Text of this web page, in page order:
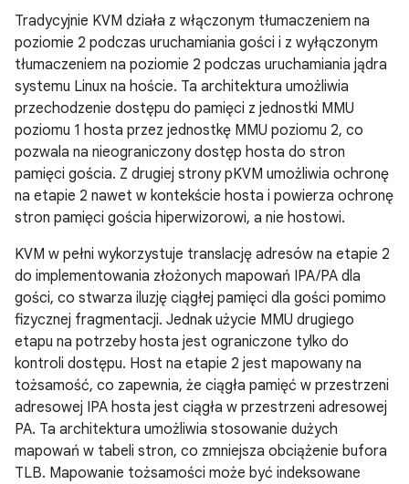
Tradycyjnie KVM działa z włączonym tłumaczeniem na
poziomie 2 podczas uruchamiania gości i z wyłączonym
tłumaczeniem na poziomie 2 podczas uruchamiania jądra
systemu Linux na hoście. Ta architektura umożliwia
przechodzenie dostępu do pamięci z jednostki MMU
poziomu 1 hosta przez jednostkę MMU poziomu 2, co
pozwala na nieograniczony dostęp hosta do stron
pamięci gościa. Z drugiej strony pKVM umożliwia ochronę
na etapie 2 nawet w kontekście hosta i powierza ochronę
stron pamięci gościa hiperwizorowi, a nie hostowi.
KVM w pełni wykorzystuje translację adresów na etapie 2
do implementowania złożonych mapowań IPA/PA dla
gości, co stwarza iluzję ciągłej pamięci dla gości pomimo
fizycznej fragmentacji. Jednak użycie MMU drugiego
etapu na potrzeby hosta jest ograniczone tylko do
kontroli dostępu. Host na etapie 2 jest mapowany na
tożsamość, co zapewnia, że ciągła pamięć w przestrzeni
adresowej IPA hosta jest ciągła w przestrzeni adresowej
PA. Ta architektura umożliwia stosowanie dużych
mapowań w tabeli stron, co zmniejsza obciążenie bufora
TLB. Mapowanie tożsamości może być indeksowane